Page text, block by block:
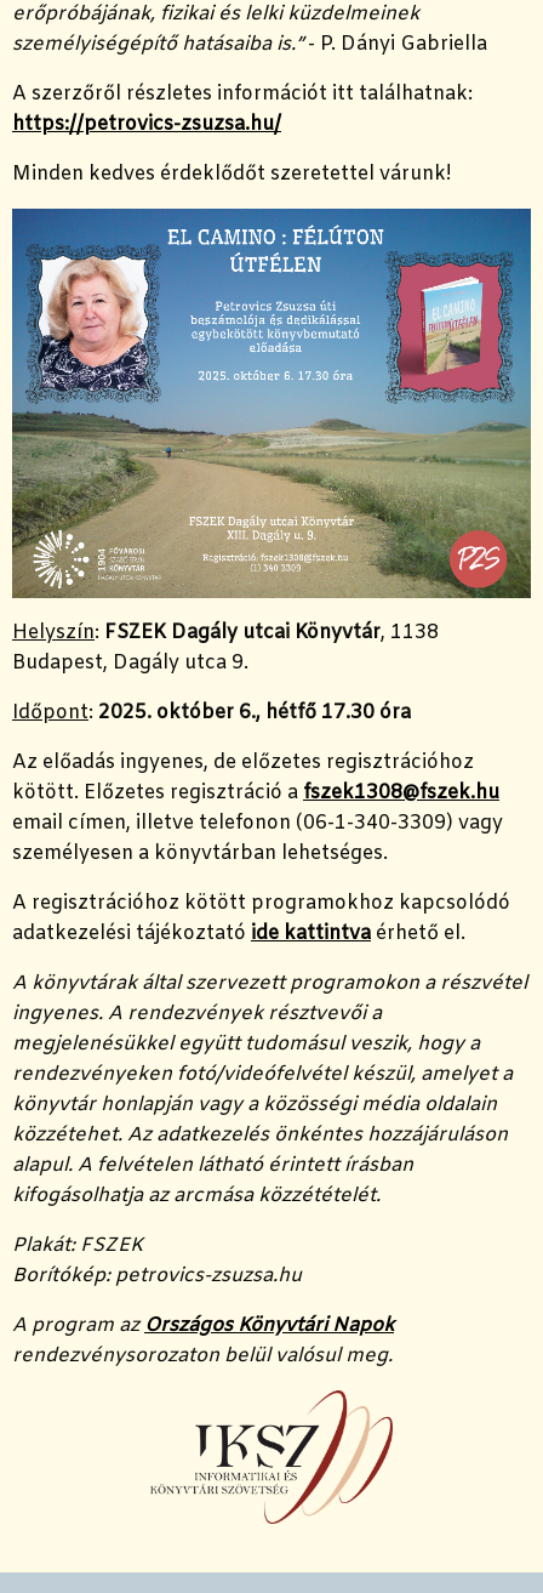
erőpróbájának, fizikai és lelki küzdelmeinek
személyiségépítő hatásaiba is.”- P. Dányi Gabriella
A szerzőről részletes információt itt találhatnak:
https://petrovics-zsuzsa.hu/
Minden kedves érdeklődőt szeretettel várunk!
Helyszín: FSZEK Dagály utcai Könyvtár, 1138
Budapest, Dagály utca 9.
Időpont: 2025. október 6., hétfő 17.30 óra
Az előadás ingyenes, de előzetes regisztrációhoz
kötött. Előzetes regisztráció afszek1308@fszek.hu
email címen, illetve telefonon (06-1-340-3309) vagy
személyesen a könyvtárban lehetséges.
A regisztrációhoz kötött programokhoz kapcsolódó
adatkezelési tájékoztató ide kattintva érhető el.
A könyvtárak által szervezett programokon a részvétel
ingyenes. A rendezvények résztvevői a
megjelenésükkel együtt tudomásul veszik, hogy a
rendezvényeken fotó/videófelvétel készül, amelyet a
könyvtár honlapján vagy a közösségi média oldalain
közzétehet. Az adatkezelés önkéntes hozzájáruláson
alapul. A felvételen látható érintett írásban
kifogásolhatja az arcmása közzétételét.
Plakát: FSZEK
Borítókép: petrovics-zsuzsa.hu
A program azOrszágos Könyvtári Napok
rendezvénysorozaton belül valósul meg.